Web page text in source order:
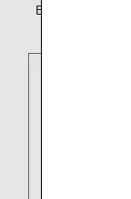
Bordservices